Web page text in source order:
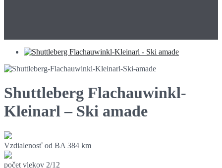
Shuttleberg Flachauwinkl-
Kleinarl – Ski amade
Vzdialenosť od BA 384 km
počet vlekov 2/12